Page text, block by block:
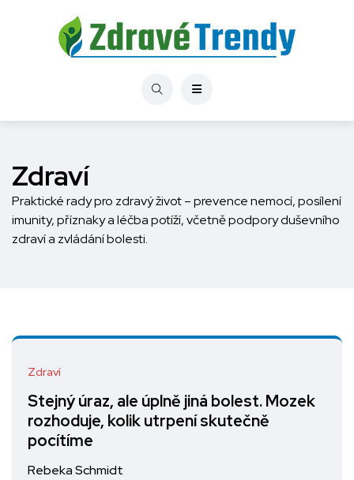
Zdraví
Praktické rady pro zdravý život – prevence nemocí, posílení
imunity, příznaky a léčba potíží, včetně podpory duševního
zdraví a zvládání bolesti.
Zdraví
Stejný úraz, ale úplně jiná bolest. Mozek
rozhoduje, kolik utrpení skutečně
pocítíme
Rebeka Schmidt